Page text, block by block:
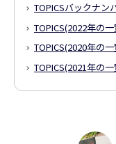
TOPICSバックナン
TOPICS(2022年の一
TOPICS(2020年の一
TOPICS(2021年の一